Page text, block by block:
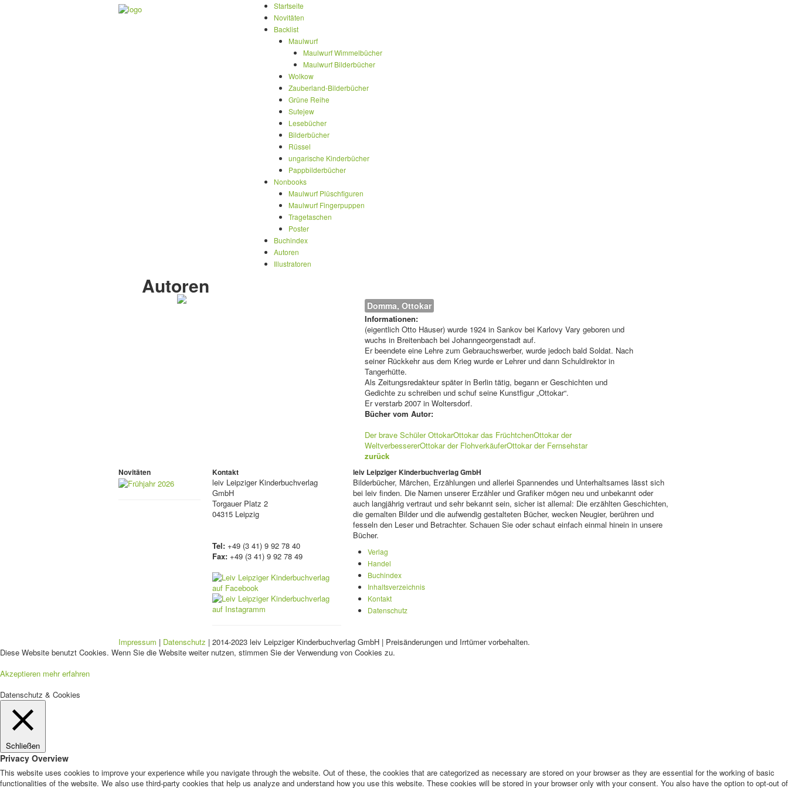
Startseite
Novitäten
Backlist
Maulwurf
Maulwurf Wimmelbücher
Maulwurf Bilderbücher
Wolkow
Zauberland-Bilderbücher
Grüne Reihe
Sutejew
Lesebücher
Bilderbücher
Rüssel
ungarische Kinderbücher
Pappbilderbücher
Nonbooks
Maulwurf Plüschfiguren
Maulwurf Fingerpuppen
Tragetaschen
Poster
Buchindex
Autoren
Illustratoren
Autoren
Domma, Ottokar
Informationen:
(eigentlich Otto Häuser) wurde 1924 in Sankov bei Karlovy Vary geboren und
wuchs in Breitenbach bei Johanngeorgenstadt auf.
Er beendete eine Lehre zum Gebrauchswerber, wurde jedoch bald Soldat. Nach
seiner Rückkehr aus dem Krieg wurde er Lehrer und dann Schuldirektor in
Tangerhütte.
Als Zeitungsredakteur später in Berlin tätig, begann er Geschichten und
Gedichte zu schreiben und schuf seine Kunstfigur „Ottokar“.
Er verstarb 2007 in Woltersdorf.
Bücher vom Autor:
Der brave Schüler OttokarOttokar das FrüchtchenOttokar der
WeltverbessererOttokar der FlohverkäuferOttokar der Fernsehstar
zurück
Novitäten Kontakt
leiv Leipziger Kinderbuchverlag
GmbH
Torgauer Platz 2
04315 Leipzig
Tel: +49 (3 41) 9 92 78 40
Fax: +49 (3 41) 9 92 78 49
leiv Leipziger Kinderbuchverlag GmbH
Bilderbücher, Märchen, Erzählungen und allerlei Spannendes und Unterhaltsames lässt sich
bei leiv finden. Die Namen unserer Erzähler und Grafiker mögen neu und unbekannt oder
auch langjährig vertraut und sehr bekannt sein, sicher ist allemal: Die erzählten Geschichten,
die gemalten Bilder und die aufwendig gestalteten Bücher, wecken Neugier, berühren und
fesseln den Leser und Betrachter. Schauen Sie oder schaut einfach einmal hinein in unsere
Bücher.
Verlag
Handel
Buchindex
Inhaltsverzeichnis
Kontakt
Datenschutz
Impressum | Datenschutz | 2014-2023 leiv Leipziger Kinderbuchverlag GmbH | Preisänderungen und Irrtümer vorbehalten.
Diese Website benutzt Cookies. Wenn Sie die Website weiter nutzen, stimmen Sie der Verwendung von Cookies zu.
Akzeptieren mehr erfahren
Datenschutz & Cookies
Schließen
Privacy Overview
This website uses cookies to improve your experience while you navigate through the website. Out of these, the cookies that are categorized as necessary are stored on your browser as they are essential for the working of basic
functionalities of the website. We also use third-party cookies that help us analyze and understand how you use this website. These cookies will be stored in your browser only with your consent. You also have the option to opt-out of